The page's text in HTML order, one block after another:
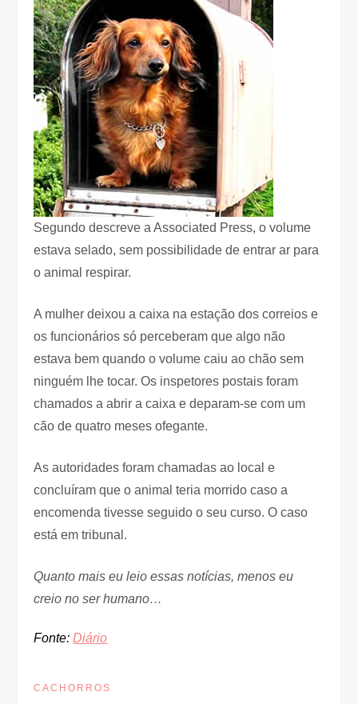
Segundo descreve a Associated Press, o volume
estava selado, sem possibilidade de entrar ar para
o animal respirar.
A mulher deixou a caixa na estação dos correios e
os funcionários só perceberam que algo não
estava bem quando o volume caiu ao chão sem
ninguém lhe tocar. Os inspetores postais foram
chamados a abrir a caixa e deparam-se com um
cão de quatro meses ofegante.
As autoridades foram chamadas ao local e
concluíram que o animal teria morrido caso a
encomenda tivesse seguido o seu curso. O caso
está em tribunal.
Quanto mais eu leio essas notícias, menos eu
creio no ser humano…
Fonte:Diário
CACHORROS